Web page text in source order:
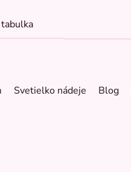
Svetielko nádeje Blog